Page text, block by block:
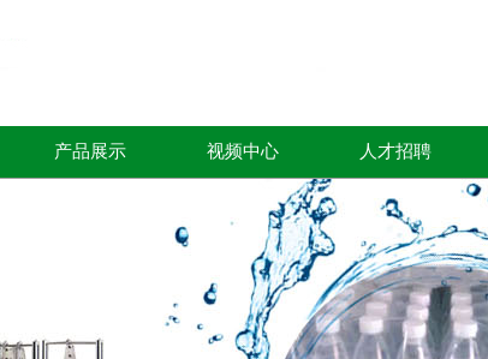
产品展示 视频中心 人才招聘